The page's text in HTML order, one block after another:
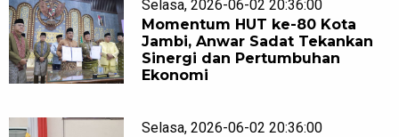
Selasa, 2026-06-02 20:36:00
Momentum HUT ke-80 Kota
Jambi, Anwar Sadat Tekankan
Sinergi dan Pertumbuhan
Ekonomi
Selasa, 2026-06-02 20:36:00